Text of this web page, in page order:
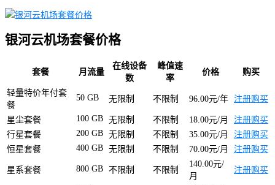
银河云机场套餐价格
套餐 月流量
在线设备
数
峰值速
率
价格 购买
轻量特价年付套
餐
50 GB 无限制 不限制 96.00元/年 注册购买
星尘套餐 100 GB 无限制 不限制 18.00元/月
注册购买
行星套餐
200 GB 无限制 不限制 35.00元/月
注册购买
恒星套餐
400 GB 无限制 不限制 70.00元/月 注册购买
星系套餐 800 GB 不限制 不限制
140.00元/
月
注册购买